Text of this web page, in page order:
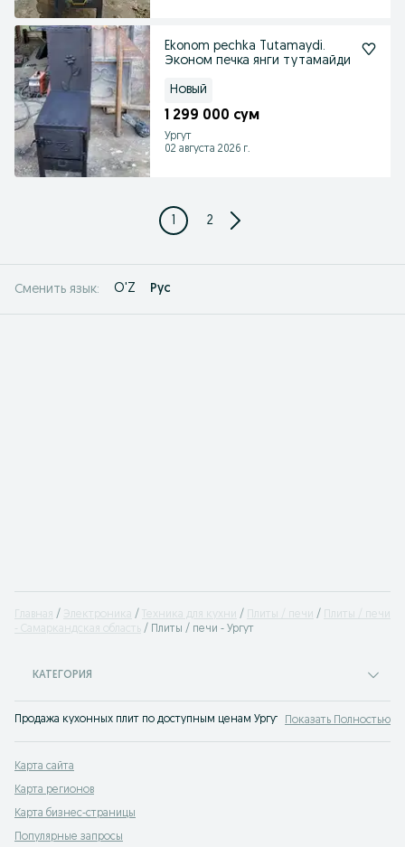
Ekonom pechka Tutamaydi.
Эконом печка янги тутамайди
Новый
1 299 000 сум
Ургут
02 августа 2026 г.
1 2
Сменить язык: O'Z Рус
Главная Электроника Техника для кухни Плиты / печи
Плиты / печи
- Самаркандская область
Плиты / печи - Ургут
КАТЕГОРИЯ
Продажа кухонных плит по доступным ценам Ургут: газовая плита,
Показать Полностью
Карта сайта
Карта регионов
Карта бизнес-страницы
Популярные запросы